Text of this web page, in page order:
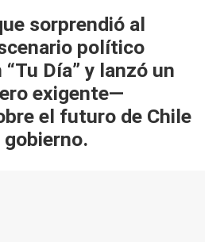
sorprendió al
político
Día” y lanzó un
exigente—
el futuro de Chile